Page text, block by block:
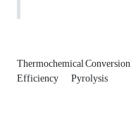
Thermochemical Conversion
Efficiency Pyrolysis